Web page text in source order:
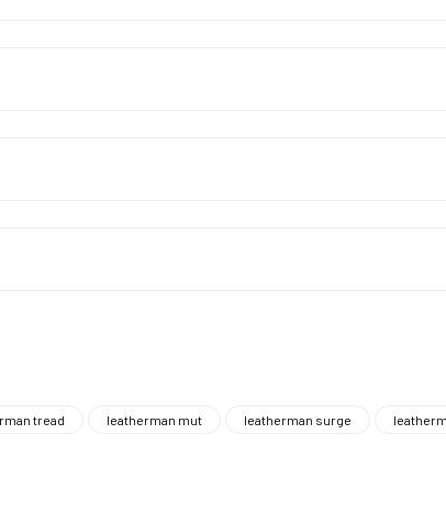
tread leatherman mut leatherman surge